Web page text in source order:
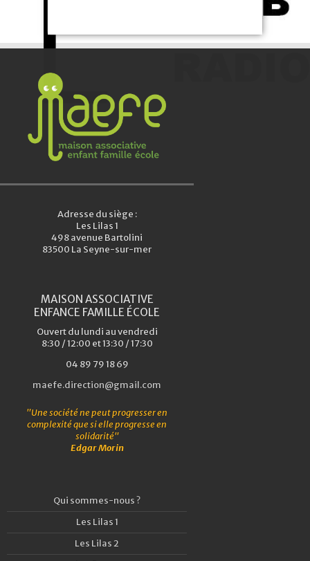
Adresse du siège :
Les Lilas 1
498 avenue Bartolini
83500 La Seyne-sur-mer
MAISON ASSOCIATIVE
ENFANCE FAMILLE ÉCOLE
Ouvert du lundi au vendredi
8:30 / 12:00 et 13:30 / 17:30
04 89 79 18 69
maefe.direction@gmail.com
"Une société ne peut progresser en
complexité que si elle progresse en
solidarité"
Edgar Morin
Qui sommes-nous ?
Les Lilas 1
Les Lilas 2